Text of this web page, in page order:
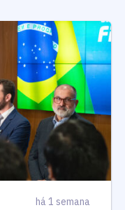
há 1 semana